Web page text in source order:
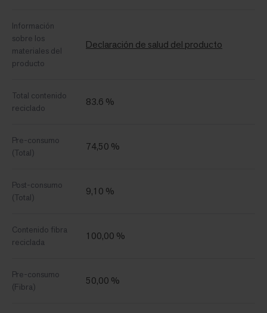
Información
sobre los
materiales del
producto
Declaración de salud del producto
Total contenido
reciclado
83.6 %
Pre-consumo
(Total)
74,50 %
Post-consumo
(Total)
9,10 %
Contenido fibra
reciclada
100,00 %
Pre-consumo
(Fibra)
50,00 %